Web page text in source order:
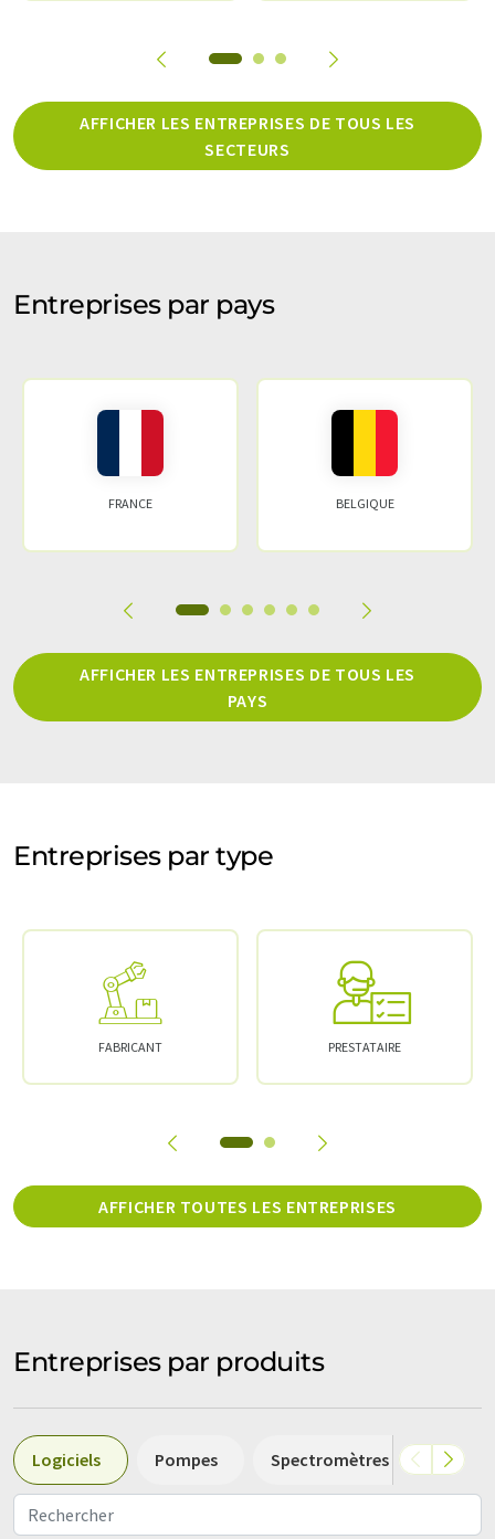
AFFICHER LES ENTREPRISES DE TOUS LES
SECTEURS
Entreprises par pays
FRANCE BELGIQUE
AFFICHER LES ENTREPRISES DE TOUS LES
PAYS
Entreprises par type
FABRICANT PRESTATAIRE
AFFICHER TOUTES LES ENTREPRISES
Entreprises par produits
Logiciels Pompes Spectromètres de masse